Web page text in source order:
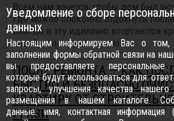
Всем нам хочется, чтобы дом был
где можно спокойно отдохнуть
иногда в эту идиллию вторгаются
назойливые враги — клопы...
ПОСЛЕ РЕМОНТА — КАК
БЫСТРО И БЕЗОПАСНО
КВАРТИРУ ОТ
ГРЯЗИ
Уведомление о сборе
данных
Настоящим информируем Вас о том,
заполнении формы обратной связи на
вы предоставляете персональные
которые будут использоваться для:
запросы, улучшения качества нашего
размещения в нашем каталоге.
данные: имя, контактная информация